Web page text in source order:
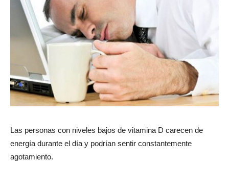
Las personas con niveles bajos de vitamina D carecen de
energía durante el día y podrían sentir constantemente
agotamiento.